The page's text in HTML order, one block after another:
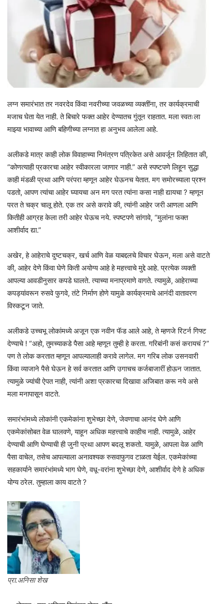
लग्न समारंभात तर नवरदेव किंवा नवरीच्या जवळच्या व्यक्तींना, तर कार्यक्रमाची
मजाच घेता येत नाही. ते बिचारे फक्त आहेर देण्यातच गुंतून राहतात. मला स्वतःला
माझ्या भावाच्या आणि बहिणीच्या लग्नात हा अनुभव आलेला आहे.
अलीकडे मात्र काही लोक विवाहाच्या निमंत्रण पत्रिकेत असे आवर्जून लिहितात की,
“कोणत्याही प्रकारचा आहेर स्वीकारला जाणार नाही.” असे स्पष्टपणे लिहून सुद्धा
काही मंडळी प्रथा आणि परंपरा म्हणून आहेर घेऊनच येतात. मग समोरच्याला प्रश्न
पडतो, आपण त्यांचा आहेर घ्यायचा अन मग परत त्यांना कसा नाही द्यायचा ? म्हणून
परत ते चक्र चालू होते. एक तर असे करावे की, त्यांनी आहेर जरी आणला आणि
कितीही आग्रह केला तरी आहेर घेऊच नये. स्पष्टपणे सांगावे, “मुलांना फक्त
आशीर्वाद द्या.”
अखेर, हे आहेराचे दुष्टचक्र, खर्च आणि वेळ याबद्दलचे विचार घेऊन, मला असे वाटते
की, आहेर देणे किंवा घेणे किती अयोग्य आहे हे महत्त्वाचे मुद्दे आहे. प्रत्येक व्यक्ती
आपल्या आवडीनुसार कपडे घालते. त्याच्या मनाप्रमाणे वागते. त्यामुळे, आहेराच्या
कपड्यांवरून रुसवे फुगवे, तंटे निर्माण होणे यामुळे कार्यक्रमाचे आनंदी वातावरण
विस्कटून जाते.
अलीकडे उच्चभू लोकांमध्ये अजून एक नवीन फॅड आले आहे, ते म्हणजे रिटर्न गिफ्ट
देण्याचे ! “अहो, तुमच्याकडे पैसा आहे म्हणून तुम्ही हे करता. गरिबांनी कसं करायचं ?”
पण ते लोक करतात म्हणून आपल्यालाही करावे लागेल. मग गरिब लोक उसनवारी
किंवा व्याजाने पैसे घेऊन हे सर्व करतात आणि उगाचच कर्जबाजारीं होऊन जातात.
त्यामुळे ज्यांची ऐपत नाही, त्यांनी अशा प्रकारचा दिखावा अजिबात करू नये असे
मला मनापासून वाटते.
समारंभांमध्ये लोकांनी एकमेकांना शुभेच्छा देणे, जेवणाचा आनंद घेणे आणि
एकमेकांसोबत वेळ घालवणे, याहून अधिक महत्त्वाचे काहीच नाही. त्यामुळे, आहेर
देण्याची आणि घेण्याची ही जुनी प्रथा आपण बदलू शकतो. यामुळे, आपला वेळ आणि
पैसा वाचेल, तसेच आपल्याला अनावश्यक रुसवाफुगव टाळता येईल. एकमेकांच्या
सहकार्याने समारंभांमध्ये भाग घेणे, वधू-वरांना शुभेच्छा देणे, आशीर्वाद देणे हे अधिक
योग्य ठरेल. तुम्हाला काय वाटते ?
प्रा.अनिसा शेख